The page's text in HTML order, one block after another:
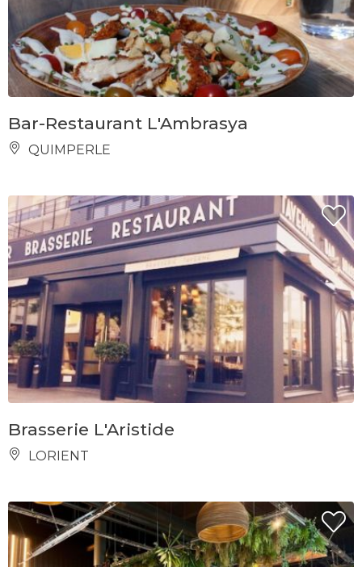
Bar-Restaurant L'Ambrasya
QUIMPERLE
Brasserie L'Aristide
LORIENT